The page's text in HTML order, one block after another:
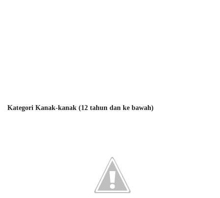
Kategori Kanak-kanak (12 tahun dan ke bawah)